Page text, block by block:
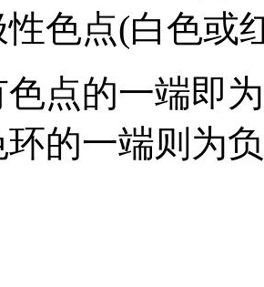
色点(白色或
点的一端即
的一端则为